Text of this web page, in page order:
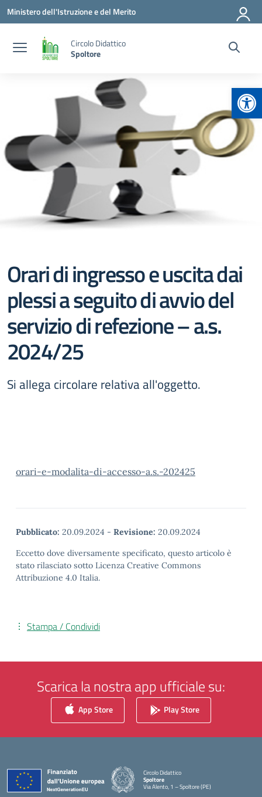
Vai ai contenuti
Vai al menu di navigazione
Vai al footer
Ministero dell'Istruzione e del Merito
Circolo Didattico
Spoltore
Orari di ingresso e uscita dai
plessi a seguito di avvio del
servizio di refezione – a.s.
2024/25
Si allega circolare relativa all'oggetto.
orari-e-modalita-di-accesso-a.s.-202425
Pubblicato: 20.09.2024 - Revisione: 20.09.2024
Eccetto dove diversamente specificato, questo articolo è
stato rilasciato sotto Licenza Creative Commons
Attribuzione 4.0 Italia.
Stampa / Condividi
Scarica la nostra app ufficiale su:
App Store Play Store
Circolo Didattico
Spoltore
Via Alento, 1 – Spoltore (PE)
— Visita la pagina iniziale della scuola